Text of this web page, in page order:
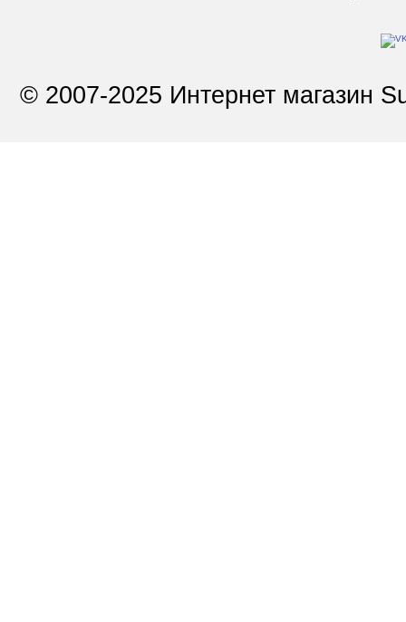
© 2007-2025 Интернет магазин